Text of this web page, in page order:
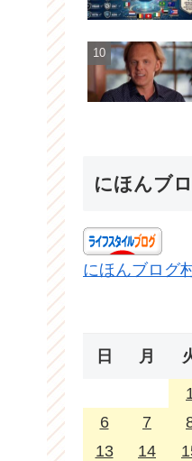
にほんブ
にほんブログ
日 月
6
7
13
14